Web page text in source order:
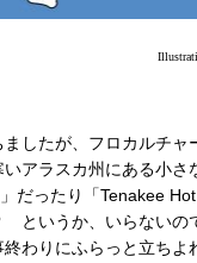
したが、フロカルチ
アラスカ州にある小さ
だったり「Tenakee
というか、いらない
わりにふらっと立ち